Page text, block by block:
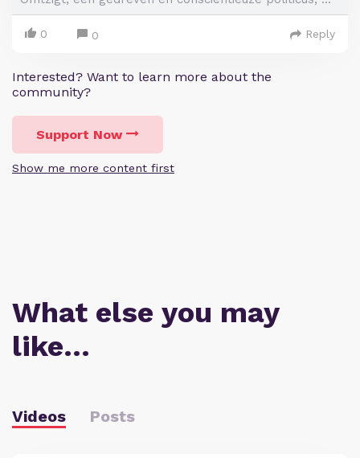
0 0 Reply
Interested? Want to learn more about the
community?
Support Now
Show me more content first
What else you may
like…
Videos Posts